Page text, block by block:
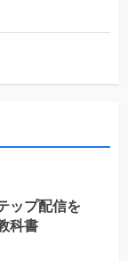
ップ配信を
科書